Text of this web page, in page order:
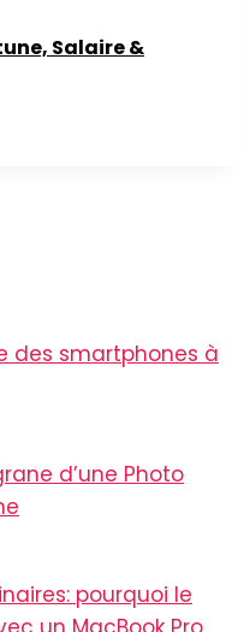
Salaire &
des smartphones à
d’une Photo
pourquoi le